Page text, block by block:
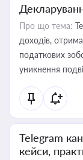
Про що тема:
доходів,
податкових
уникнення
Telegram
кейси,